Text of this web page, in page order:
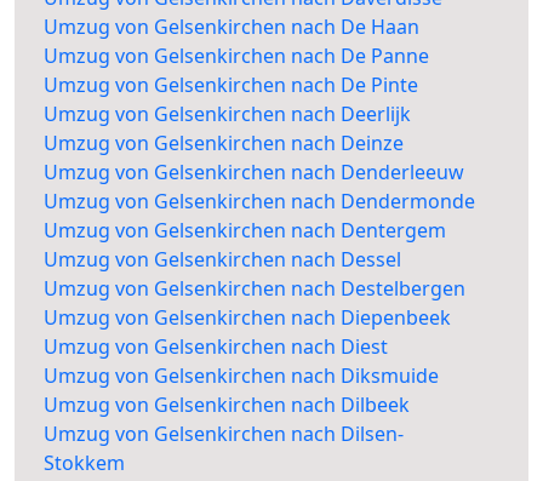
Umzug von Gelsenkirchen nach De Haan
Umzug von Gelsenkirchen nach De Panne
Umzug von Gelsenkirchen nach De Pinte
Umzug von Gelsenkirchen nach Deerlijk
Umzug von Gelsenkirchen nach Deinze
Umzug von Gelsenkirchen nach Denderleeuw
Umzug von Gelsenkirchen nach Dendermonde
Umzug von Gelsenkirchen nach Dentergem
Umzug von Gelsenkirchen nach Dessel
Umzug von Gelsenkirchen nach Destelbergen
Umzug von Gelsenkirchen nach Diepenbeek
Umzug von Gelsenkirchen nach Diest
Umzug von Gelsenkirchen nach Diksmuide
Umzug von Gelsenkirchen nach Dilbeek
Umzug von Gelsenkirchen nach Dilsen-
Stokkem